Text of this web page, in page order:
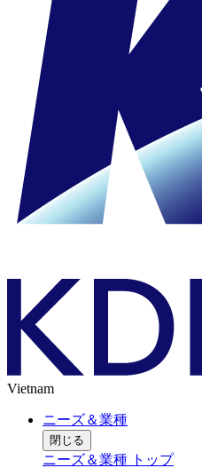
Vietnam
ニーズ＆業種
閉じる
ニーズ＆業種 トップ